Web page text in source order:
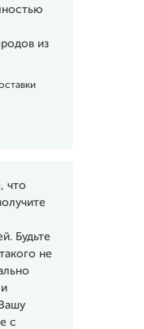
из
что
Будьте
не
с